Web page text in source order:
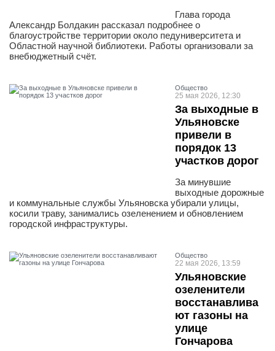
Глава города
Александр Болдакин рассказал подробнее о
благоустройстве территории около педуниверситета и
Областной научной библиотеки. Работы организовали за
внебюджетный счёт.
Общество
25 мая 2026, 12:30
За выходные в
Ульяновске
привели в
порядок 13
участков дорог
За минувшие
выходные дорожные
и коммунальные службы Ульяновска убирали улицы,
косили траву, занимались озеленением и обновлением
городской инфраструктуры.
Общество
22 мая 2026, 13:59
Ульяновские
озеленители
восстанавлива
ют газоны на
улице
Гончарова